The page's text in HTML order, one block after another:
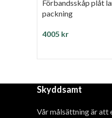
Förbandsskåp plåt
packning
4005 kr
Skyddsamt
Vår målsättning är att